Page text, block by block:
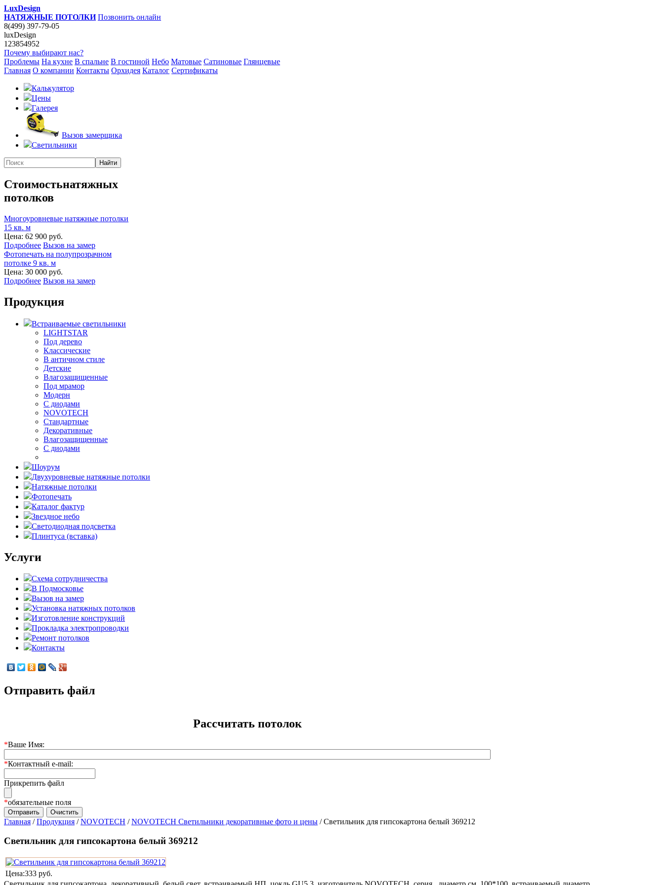
LuxDesign
НАТЯЖНЫЕ ПОТОЛКИ Позвонить онлайн
8(499) 397-79-05
luxDesign
123854952
Почему выбирают нас?
Проблемы На кухне В спальне В гостиной Небо Матовые Сатиновые Глянцевые
Главная О компании Контакты Орхидея Каталог Сертификаты
Калькулятор
Цены
Галерея
Вызов замерщика
Светильники
Стоимостьнатяжных
потолков
Многоуровневые натяжные потолки
15 кв. м
Цена: 62 900 руб.
Подробнее Вызов на замер
Фотопечать на полупрозрачном
потолке 9 кв. м
Цена: 30 000 руб.
Подробнее Вызов на замер
Продукция
Встраиваемые светильники
LIGHTSTAR
Под дерево
Классические
В античном стиле
Детские
Влагозащищенные
Под мрамор
Модерн
С диодами
NOVOTECH
Стандартные
Декоративные
Влагозащищенные
С диодами
Шоурум
Двухуровневые натяжные потолки
Натяжные потолки
Фотопечать
Каталог фактур
Звездное небо
Светодиодная подсветка
Плинтуса (вставка)
Услуги
Схема сотрудничества
В Подмосковье
Вызов на замер
Установка натяжных потолков
Изготовление конструкций
Прокладка электропроводки
Ремонт потолков
Контакты
Отправить файл
Рассчитать потолок
*Ваше Имя:
*Контактный e-mail:
Прикрепить файл
*обязательные поля
Главная /Продукция /NOVOTECH /NOVOTECH Светильники декоративные фото и цены /Светильник для гипсокартона белый 369212
Светильник для гипсокартона белый 369212
Цена:333 руб.